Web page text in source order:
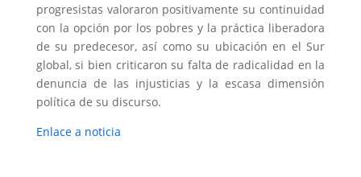
progresistas valoraron positivamente su continuidad
con la opción por los pobres y la práctica liberadora
de su predecesor, así como su ubicación en el Sur
global, si bien criticaron su falta de radicalidad en la
denuncia de las injusticias y la escasa dimensión
política de su discurso.
Enlace a noticia